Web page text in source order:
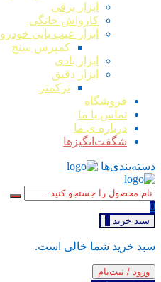
ابزار برقی
کارواش خانگی
ابزار عیب یابی خودرو
کمپرس سنج
ابزار بادی
ابزار دقیق
ترکمتر
فروشگاه
تماس با ما
درباره ی ما
شگفت‌انگیزها
دسته‌بندی‌ها
0
سبد خرید
سبد خرید شما خالی است.
ورود / ثبت‌نام